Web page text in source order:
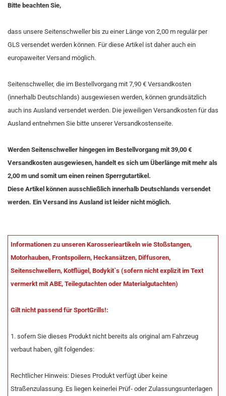
Bitte beachten Sie,
dass unsere Seitenschweller bis zu einer Länge von 2,00 m regulär per
GLS versendet werden können. Für diese Artikel ist daher auch ein
europaweiter Versand möglich.
Seitenschweller, die im Bestellvorgang mit 7,90 € Versandkosten
(innerhalb Deutschlands) ausgewiesen werden, können grundsätzlich
auch ins Ausland versendet werden. Die jeweiligen Versandkosten für das
Ausland entnehmen Sie bitte unserer Versandkostenseite.
Werden Seitenschweller hingegen im Bestellvorgang mit 39,00 €
Versandkosten ausgewiesen, handelt es sich um Überlänge mit mehr als
2,00 m und somit um einen reinen Sperrgutartikel.
Diese Artikel können ausschließlich innerhalb Deutschlands versendet
werden. Ein Versand ins Ausland ist leider nicht möglich.
Informationen zu unseren Karosserieartikeln wie Stoßstangen,
Motorhauben, Frontspoilern, Heckansätzen, Diffusoren,
Seitenschwellern, Kotflügel, Bodykit`s (sofern nicht explizit im Text
vermerkt mit ABE, Teilegutachten oder Materialgutachten)
Gilt nicht passend für SportGrills!:
1. sofern Sie dieses Produkt nicht bereits als original am Fahrzeug
verbaut haben, gilt folgendes:
Rechtlicher Hinweis: Dieses Produkt verfügt über keine
Straßenzulassung. Es liegen keinerlei Prüf- oder Zulassungsunterlagen